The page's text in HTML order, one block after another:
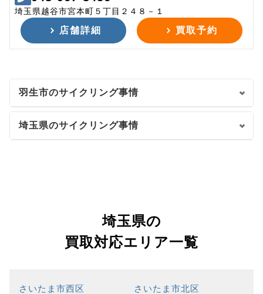
埼玉県越谷市宮本町５丁目２４８－１
店舗詳細 買取予約
羽生市のサイクリング事情
埼玉県のサイクリング事情
埼玉県の
買取対応エリア一覧
さいたま市西区 さいたま市北区